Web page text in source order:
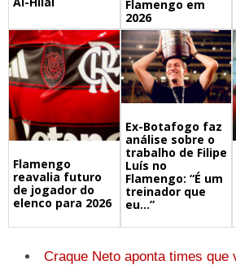
Flamengo em
2026
Flamengo
reavalia futuro
de jogador do
elenco para 2026
Ex-Botafogo faz
análise sobre o
trabalho de Filipe
Luís no
Flamengo: “É um
treinador que
eu…”
Craque Neto aponta times que